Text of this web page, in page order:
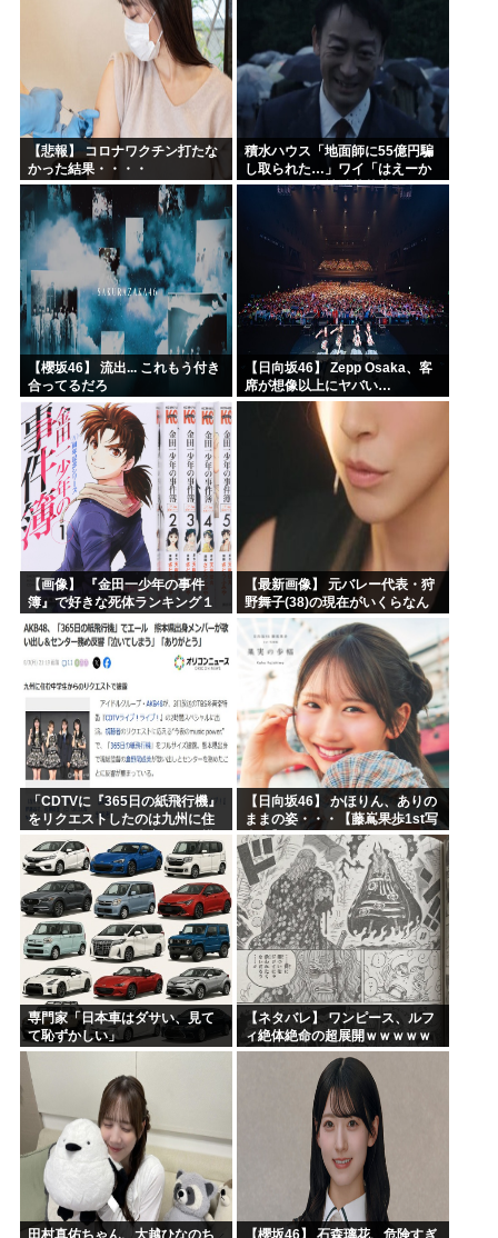
【悲報】 コロナワクチン打たな
かった結果・・・・
積水ハウス「地面師に55億円騙
し取られた…」ワイ「はえーか
わいそう…会社滅茶苦茶やろな
【櫻坂46】 流出... これもう付き
合ってるだろ
【日向坂46】 Zepp Osaka、客
席が想像以上にヤバい…
【画像】 『金田一少年の事件
簿』で好きな死体ランキング１
位がこちら！
【最新画像】 元バレー代表・狩
野舞子(38)の現在がいくらなん
でも即ハボすぎる！
「CDTVに『365日の紙飛行機』
をリクエストしたのは九州に住
む中学生」←この事実って結構
デカいよな【AKB48】
【日向坂46】 かほりん、ありの
ままの姿・・・【藤嶌果歩1st写
真集】
専門家「日本車はダサい、見て
て恥ずかしい」
【ネタバレ】 ワンピース、ルフ
ィ絶体絶命の超展開ｗｗｗｗｗ
ｗｗｗｗｗｗｗｗｗｗｗｗｗｗ
ｗｗｗｗｗｗｗｗｗｗｗｗｗｗ
ｗｗｗｗｗｗｗｗｗｗｗｗ...
田村真佑ちゃん、大越ひなのち 【櫻坂46】 石森璃花、危険すぎ